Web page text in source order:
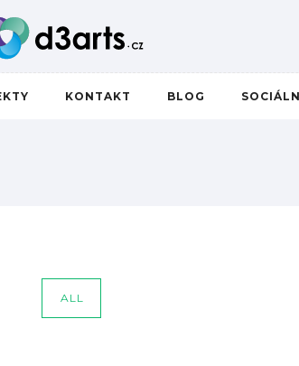
KONTAKT BLOG
ALL